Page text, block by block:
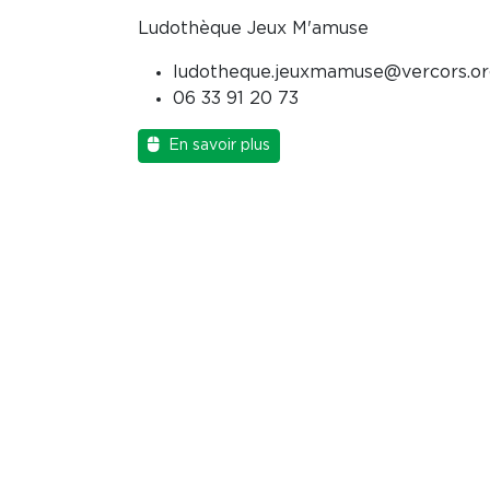
Ludothèque Jeux M'amuse
06 33 91 20 73
En savoir plus